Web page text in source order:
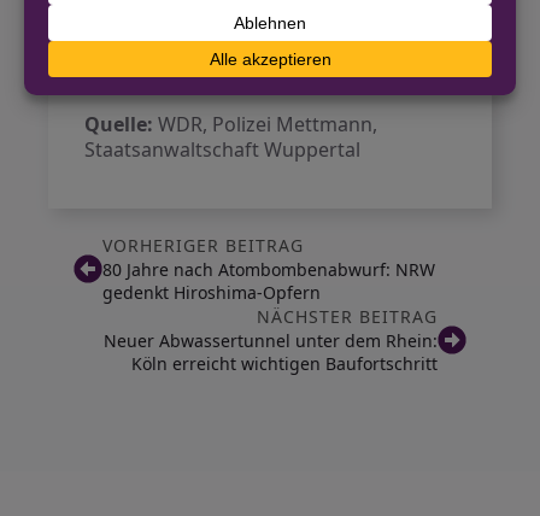
Dieser Vorfall wirft Fragen zur
Sicherheit in der Region auf und
schockiert die örtliche Gemeinschaft.
Quelle:WDR, Polizei Mettmann,
Staatsanwaltschaft Wuppertal
VORHERIGER BEITRAG
80 Jahre nach Atombombenabwurf: NRW
gedenkt Hiroshima-Opfern
NÄCHSTER BEITRAG
Neuer Abwassertunnel unter dem Rhein:
Köln erreicht wichtigen Baufortschritt